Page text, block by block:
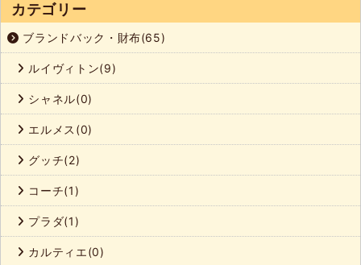
カテゴリー
ブランドバック・財布(65)
ルイヴィトン(9)
シャネル(0)
エルメス(0)
グッチ(2)
コーチ(1)
プラダ(1)
カルティエ(0)